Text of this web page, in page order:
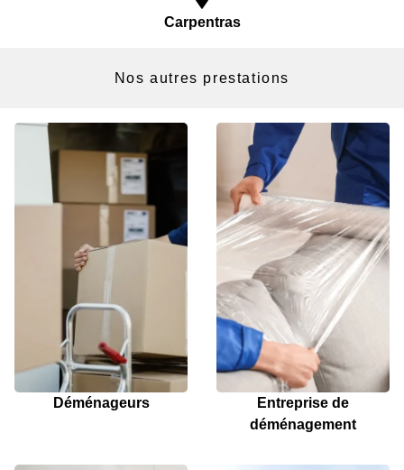
Carpentras
Nos autres prestations
Déménageurs
Entreprise de
déménagement